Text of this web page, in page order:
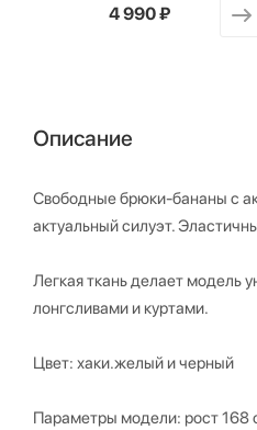
от4 990 ₽
Описание
Свободные брюки-бананы с
актуальный силуэт.
Легкая ткань делает модель
лонгсливами и куртами.
Цвет: хаки.желый и черный
Параметры модели: рост 168